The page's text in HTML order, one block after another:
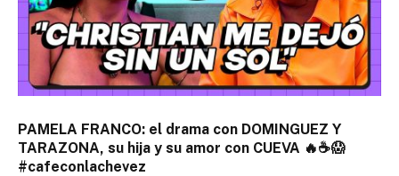
PAMELA FRANCO: el drama con DOMINGUEZ Y
TARAZONA, su hija y su amor con CUEVA 🔥☕😱
#cafeconlachevez